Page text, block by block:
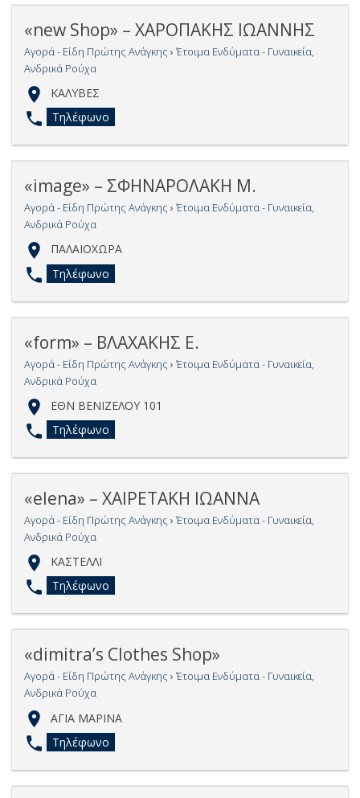
«new Shop» – ΧΑΡΟΠΑΚΗΣ ΙΩΑΝΝΗΣ
Αγορά - Είδη Πρώτης Ανάγκης › Έτοιμα Ενδύματα - Γυναικεία,
Ανδρικά Ρούχα
ΚΑΛΥΒΕΣ
Τηλέφωνο
«image» – ΣΦΗΝΑΡΟΛΑΚΗ Μ.
Αγορά - Είδη Πρώτης Ανάγκης › Έτοιμα Ενδύματα - Γυναικεία,
Ανδρικά Ρούχα
ΠΑΛΑΙΟΧΩΡΑ
Τηλέφωνο
«form» – ΒΛΑΧΑΚΗΣ Ε.
Αγορά - Είδη Πρώτης Ανάγκης › Έτοιμα Ενδύματα - Γυναικεία,
Ανδρικά Ρούχα
ΕΘΝ ΒΕΝΙΖΕΛΟΥ 101
Τηλέφωνο
«elena» – ΧΑΙΡΕΤΑΚΗ ΙΩΑΝΝΑ
Αγορά - Είδη Πρώτης Ανάγκης › Έτοιμα Ενδύματα - Γυναικεία,
Ανδρικά Ρούχα
ΚΑΣΤΕΛΛΙ
Τηλέφωνο
«dimitra’s Clothes Shop»
Αγορά - Είδη Πρώτης Ανάγκης › Έτοιμα Ενδύματα - Γυναικεία,
Ανδρικά Ρούχα
ΑΓΙΑ ΜΑΡΙΝΑ
Τηλέφωνο